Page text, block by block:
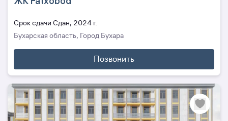
Cрок сдачи Сдан, 2024 г.
Бухарская область, Город Бухара
Позвонить